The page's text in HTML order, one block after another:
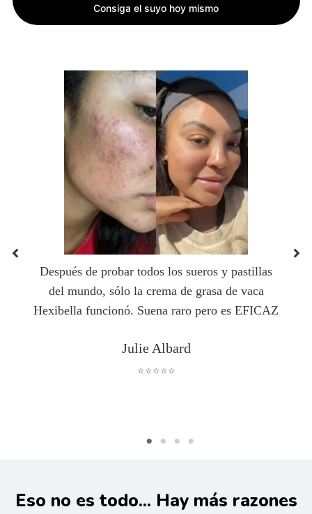
Consiga el suyo hoy mismo
Después de probar todos los sueros y pastillas
del mundo, sólo la crema de grasa de vaca
Hexibella funcionó. Suena raro pero es EFICAZ
Julie Albard
⭐⭐⭐⭐⭐
Eso no es todo... Hay más razones